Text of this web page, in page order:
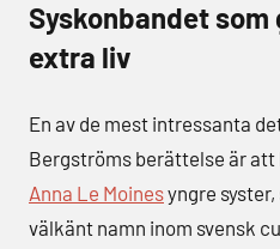
Syskonbandet
extra liv
En av de mest intressanta
Bergströms berättelse är
Anna Le Moinesyngre
välkänt namn inom svensk